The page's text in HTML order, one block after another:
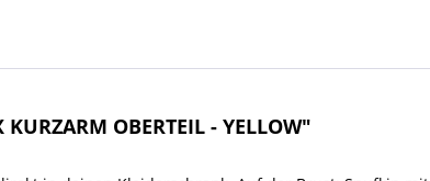
OBERTEIL - YELLOW"